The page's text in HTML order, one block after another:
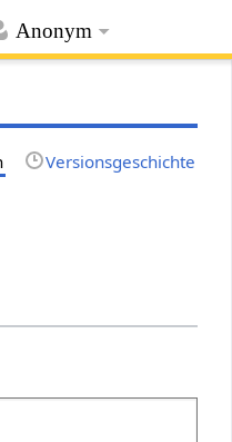
Anonym
Versionsgeschichte